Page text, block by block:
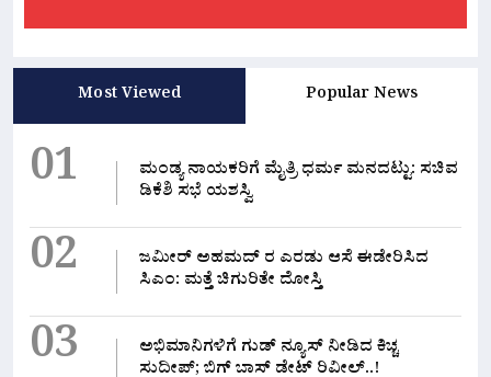
Most Viewed Popular News
01
ಮಂಡ್ಯ ನಾಯಕರಿಗೆ ಮೈತ್ರಿ ಧರ್ಮ ಮನದಟ್ಟು: ಸಚಿವ
ಡಿಕೆಶಿ ಸಭೆ ಯಶಸ್ವಿ
02
ಜಮೀರ್ ಅಹಮದ್ ರ ಎರಡು ಆಸೆ ಈಡೇರಿಸಿದ
ಸಿಎಂ: ಮತ್ತೆ ಚಿಗುರಿತೇ ದೋಸ್ತಿ
03
ಅಭಿಮಾನಿಗಳಿಗೆ ಗುಡ್ ನ್ಯೂಸ್ ನೀಡಿದ ಕಿಚ್ಚ
ಸುದೀಪ್; ಬಿಗ್ ಬಾಸ್ ಡೇಟ್ ರಿವೀಲ್..!